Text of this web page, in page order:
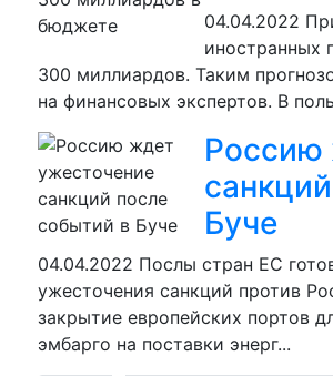
04.04.2022
иностранных
300 миллиардов. Таким
на финансовых экспертов. В
Россию
Буче
04.04.2022 Послы стран ЕС
ужесточения санкций против
закрытие европейских портов
эмбарго на поставки энерг...